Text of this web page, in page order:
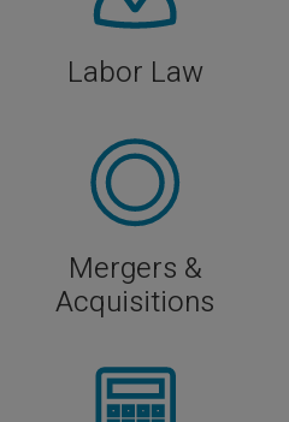
Labor Law
Mergers &
Acquisitions